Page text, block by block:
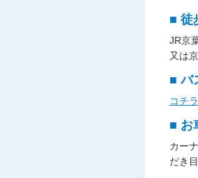
■ 徒
JR京
又は
■ バ
コチラ
■ お
カー
だき